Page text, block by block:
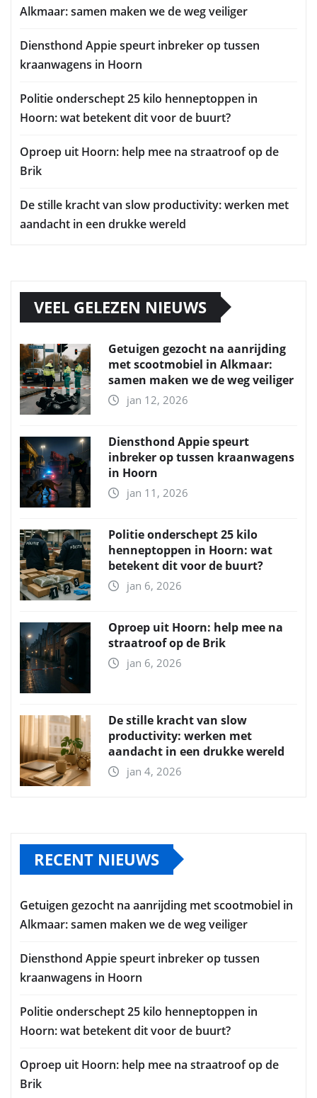
Alkmaar: samen maken we de weg veiliger
Diensthond Appie speurt inbreker op tussen
kraanwagens in Hoorn
Politie onderschept 25 kilo henneptoppen in
Hoorn: wat betekent dit voor de buurt?
Oproep uit Hoorn: help mee na straatroof op de
Brik
De stille kracht van slow productivity: werken met
aandacht in een drukke wereld
VEEL GELEZEN NIEUWS
Getuigen gezocht na aanrijding
met scootmobiel in Alkmaar:
samen maken we de weg veiliger
jan 12, 2026
Diensthond Appie speurt
inbreker op tussen kraanwagens
in Hoorn
jan 11, 2026
Politie onderschept 25 kilo
henneptoppen in Hoorn: wat
betekent dit voor de buurt?
jan 6, 2026
Oproep uit Hoorn: help mee na
straatroof op de Brik
jan 6, 2026
De stille kracht van slow
productivity: werken met
aandacht in een drukke wereld
jan 4, 2026
RECENT NIEUWS
Getuigen gezocht na aanrijding met scootmobiel in
Alkmaar: samen maken we de weg veiliger
Diensthond Appie speurt inbreker op tussen
kraanwagens in Hoorn
Politie onderschept 25 kilo henneptoppen in
Hoorn: wat betekent dit voor de buurt?
Oproep uit Hoorn: help mee na straatroof op de
Brik